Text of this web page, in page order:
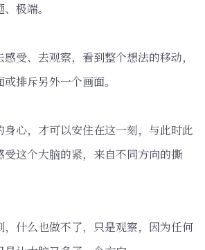
极端。
受、去观察，看到整个想法的移动，
排斥另外一个画面。
身心，才可以安住在这一刻，与此时此
这个大脑的紧，来自不同方向的撕
什么也做不了，只是观察，因为任何